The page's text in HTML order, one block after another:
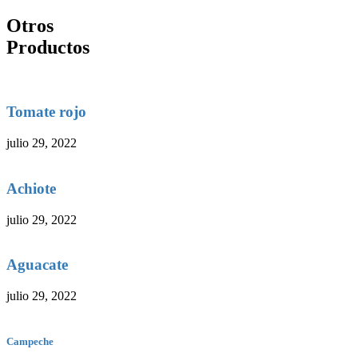
Otros
Productos
Tomate rojo
julio 29, 2022
Achiote
julio 29, 2022
Aguacate
julio 29, 2022
Campeche